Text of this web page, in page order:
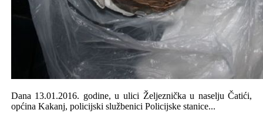
Dana 13.01.2016. godine, u ulici Željeznička u naselju Čatići,
općina Kakanj, policijski službenici Policijske stanice...